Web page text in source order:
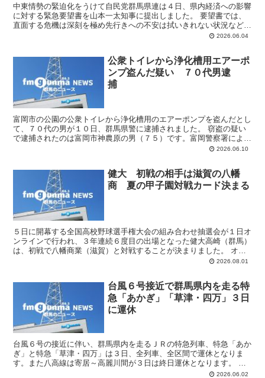
中東情勢の緊迫化をうけて自民党群馬県連は４日、県内経済への影響
に対する緊急要望書を山本一太知事に提出しました。 要望書では、
直面する危機は深刻を極め先行きへの不安は拭いきれない状況などと
して、国の補正予算を活用した地域産業・生活者への直接的...2026.06.04
公衆トイレから浄化槽用エアーポ
ンプ盗んだ疑い ７０代男逮
捕
富岡市の公園の公衆トイレから浄化槽用のエアーポンプを盗んだとし
て、７０代の男が１０日、群馬県警に逮捕されました。 窃盗の疑い
で逮捕されたのは富岡市神農原の男（７５）です。富岡警察署により
ますと、男は４月２８日から先月７日までの間、富岡市宇田...2026.06.10
健大 初戦の相手は滋賀の八幡
商 夏の甲子園対戦カード決まる
５日に開幕する全国高校野球選手権大会の組み合わせ抽選会が１日オ
ンラインで行われ、３年連続６度目の出場となった健大高崎（群馬）
は、初戦で八幡商業（滋賀）と対戦することが決まりました。 オン
ライン抽選会は１日１７時から行われ、代表４９校のキャプ...2026.08.01
台風６号接近で群馬県内を走る特
急「あかぎ」「草津・四万」３日
に運休
台風６号の接近に伴い、群馬県内を走るＪＲの特急列車、特急「あか
ぎ」と特急「草津・四万」は３日、全列車、全区間で運休となりま
す。また八高線は寄居～高麗川間が３日は終日運休となります。 Ｊ
Ｒ東日本高崎支社によりますとその他の路線も、台風の状況に...
2026.06.02